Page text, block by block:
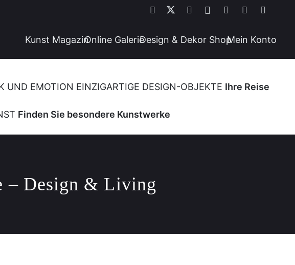
Kunst MagazinOnline GalerieDesign & Dekor ShopMein Konto
UND EMOTION EINZIGARTIGE DESIGN-OBJEKTE Ihre Reise
Finden Sie besondere Kunstwerke
– Design & Living